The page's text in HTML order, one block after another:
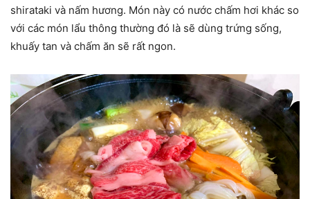
shirataki và nấm hương. Món này có nước chấm hơi khác so
với các món lẩu thông thường đó là sẽ dùng trứng sống,
khuấy tan và chấm ăn sẽ rất ngon.